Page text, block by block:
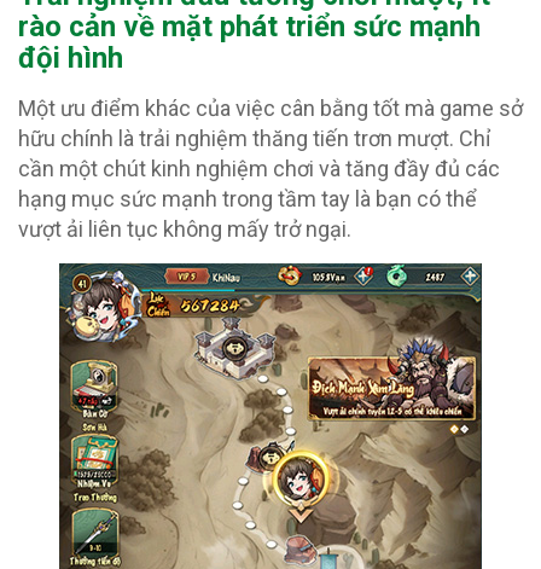
rào cản về mặt phát triển sức mạnh
đội hình
Một ưu điểm khác của việc cân bằng tốt mà game sở
hữu chính là trải nghiệm thăng tiến trơn mượt. Chỉ
cần một chút kinh nghiệm chơi và tăng đầy đủ các
hạng mục sức mạnh trong tầm tay là bạn có thể
vượt ải liên tục không mấy trở ngại.